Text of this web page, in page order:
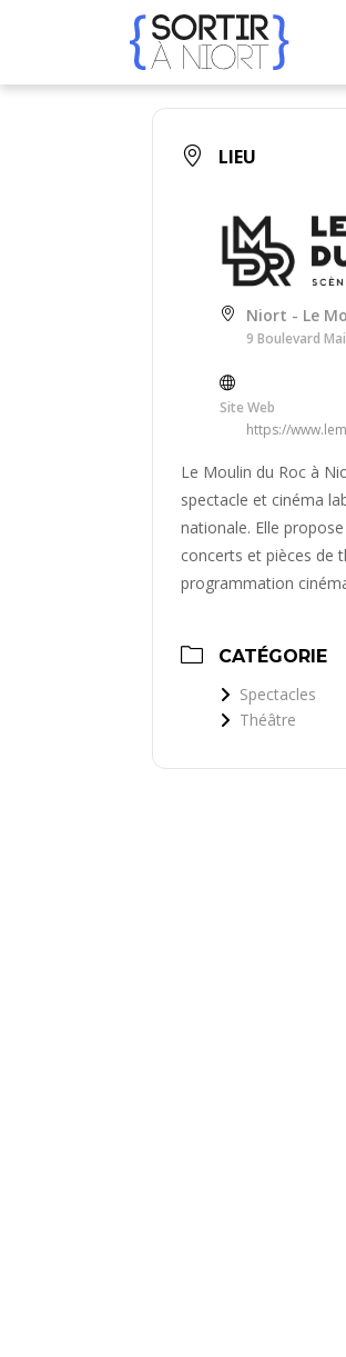
LIEU
Niort - Le
9 Boulevard
Site Web
https://
Le Moulin du Roc à
spectacle et cinéma
nationale. Elle
concerts et pièces de
programmation
CATÉGORIE
Spectacles
Théâtre